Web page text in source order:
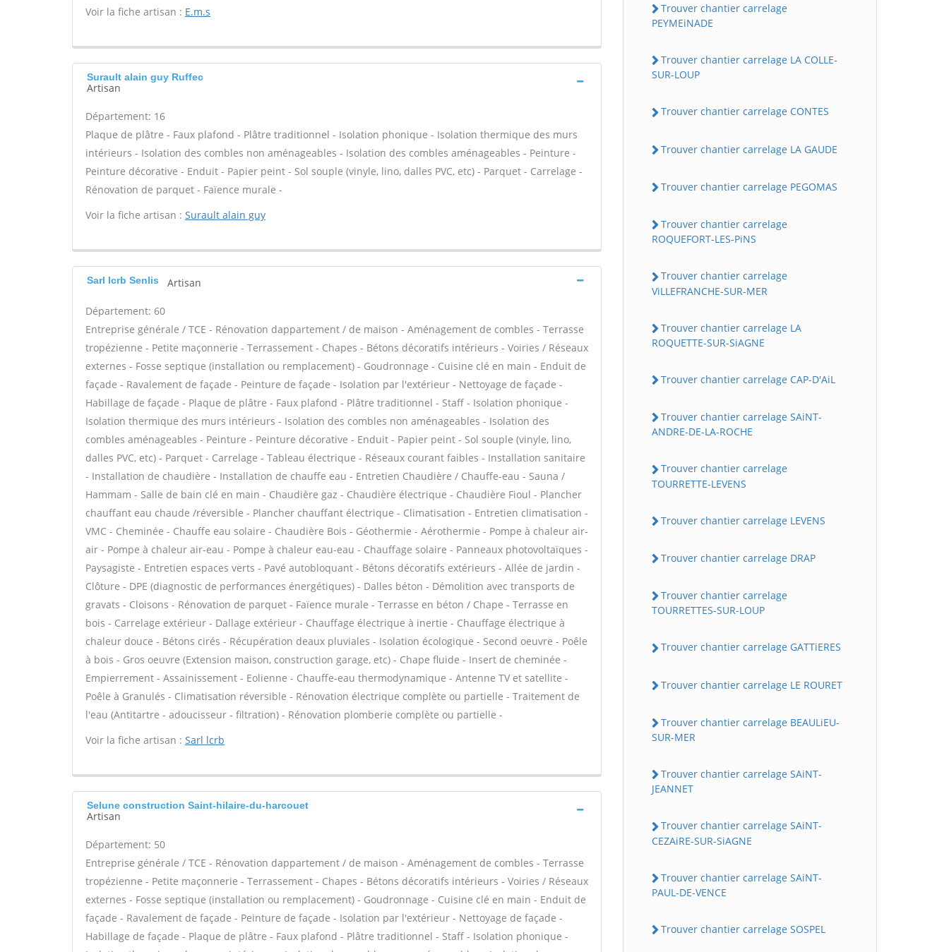
Voir la fiche artisan : E.m.s
Surault alain guy Ruffec
Artisan
Département: 16
Plaque de plâtre - Faux plafond - Plâtre traditionnel - Isolation phonique - Isolation thermique des murs
intérieurs - Isolation des combles non aménageables - Isolation des combles aménageables - Peinture -
Peinture décorative - Enduit - Papier peint - Sol souple (vinyle, lino, dalles PVC, etc) - Parquet - Carrelage -
Rénovation de parquet - Faïence murale -
Voir la fiche artisan : Surault alain guy
Sarl lcrb Senlis Artisan
Département: 60
Entreprise générale / TCE - Rénovation dappartement / de maison - Aménagement de combles - Terrasse
tropézienne - Petite maçonnerie - Terrassement - Chapes - Bétons décoratifs intérieurs - Voiries / Réseaux
externes - Fosse septique (installation ou remplacement) - Goudronnage - Cuisine clé en main - Enduit de
façade - Ravalement de façade - Peinture de façade - Isolation par l'extérieur - Nettoyage de façade -
Habillage de façade - Plaque de plâtre - Faux plafond - Plâtre traditionnel - Staff - Isolation phonique -
Isolation thermique des murs intérieurs - Isolation des combles non aménageables - Isolation des
combles aménageables - Peinture - Peinture décorative - Enduit - Papier peint - Sol souple (vinyle, lino,
dalles PVC, etc) - Parquet - Carrelage - Tableau électrique - Réseaux courant faibles - Installation sanitaire
- Installation de chaudière - Installation de chauffe eau - Entretien Chaudière / Chauffe-eau - Sauna /
Hammam - Salle de bain clé en main - Chaudière gaz - Chaudière électrique - Chaudière Fioul - Plancher
chauffant eau chaude /réversible - Plancher chauffant électrique - Climatisation - Entretien climatisation -
VMC - Cheminée - Chauffe eau solaire - Chaudière Bois - Géothermie - Aérothermie - Pompe à chaleur air-
air - Pompe à chaleur air-eau - Pompe à chaleur eau-eau - Chauffage solaire - Panneaux photovoltaïques -
Paysagiste - Entretien espaces verts - Pavé autobloquant - Bétons décoratifs extérieurs - Allée de jardin -
Clôture - DPE (diagnostic de performances énergétiques) - Dalles béton - Démolition avec transports de
gravats - Cloisons - Rénovation de parquet - Faïence murale - Terrasse en béton / Chape - Terrasse en
bois - Carrelage extérieur - Dallage extérieur - Chauffage électrique à inertie - Chauffage électrique à
chaleur douce - Bétons cirés - Récupération deaux pluviales - Isolation écologique - Second oeuvre - Poêle
à bois - Gros oeuvre (Extension maison, construction garage, etc) - Chape fluide - Insert de cheminée -
Empierrement - Assainissement - Eolienne - Chauffe-eau thermodynamique - Antenne TV et satellite -
Poêle à Granulés - Climatisation réversible - Rénovation électrique complète ou partielle - Traitement de
l'eau (Antitartre - adoucisseur - filtration) - Rénovation plomberie complète ou partielle -
Voir la fiche artisan : Sarl lcrb
Selune construction Saint-hilaire-du-harcouet
Artisan
Département: 50
Entreprise générale / TCE - Rénovation dappartement / de maison - Aménagement de combles - Terrasse
tropézienne - Petite maçonnerie - Terrassement - Chapes - Bétons décoratifs intérieurs - Voiries / Réseaux
externes - Fosse septique (installation ou remplacement) - Goudronnage - Cuisine clé en main - Enduit de
façade - Ravalement de façade - Peinture de façade - Isolation par l'extérieur - Nettoyage de façade -
Habillage de façade - Plaque de plâtre - Faux plafond - Plâtre traditionnel - Staff - Isolation phonique -
Trouver chantier carrelage
PEYMEiNADE
Trouver chantier carrelage LA COLLE-
SUR-LOUP
Trouver chantier carrelage CONTES
Trouver chantier carrelage LA GAUDE
Trouver chantier carrelage PEGOMAS
Trouver chantier carrelage
ROQUEFORT-LES-PiNS
Trouver chantier carrelage
ViLLEFRANCHE-SUR-MER
Trouver chantier carrelage LA
ROQUETTE-SUR-SiAGNE
Trouver chantier carrelage CAP-D'AiL
Trouver chantier carrelage SAiNT-
ANDRE-DE-LA-ROCHE
Trouver chantier carrelage
TOURRETTE-LEVENS
Trouver chantier carrelage LEVENS
Trouver chantier carrelage DRAP
Trouver chantier carrelage
TOURRETTES-SUR-LOUP
Trouver chantier carrelage GATTiERES
Trouver chantier carrelage LE ROURET
Trouver chantier carrelage BEAULiEU-
SUR-MER
Trouver chantier carrelage SAiNT-
JEANNET
Trouver chantier carrelage SAiNT-
CEZAiRE-SUR-SiAGNE
Trouver chantier carrelage SAiNT-
PAUL-DE-VENCE
Trouver chantier carrelage SOSPEL